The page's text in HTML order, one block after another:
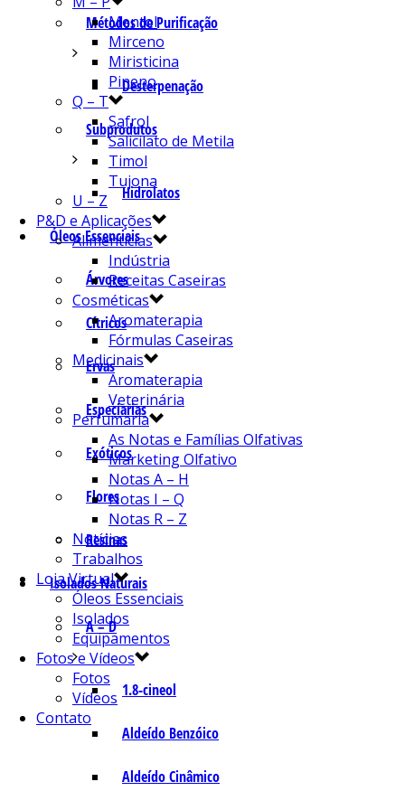
Métodos de Purificação
Desterpenação
Subprodutos
Hidrolatos
Óleos Essenciais
Árvores
Cítricos
Ervas
Especiarias
Exóticos
Flores
Resinas
Isolados Naturais
A – D
1.8-cineol
Aldeído Benzóico
Aldeído Cinâmico
Mentol
Mirceno
Miristicina
Pineno
Q – T
Safrol
Salicilato de Metila
Timol
Tujona
U – Z
P&D e Aplicações
Alimentícias
Indústria
Receitas Caseiras
Cosméticas
Aromaterapia
Fórmulas Caseiras
Medicinais
Aromaterapia
Veterinária
Perfumaria
As Notas e Famílias Olfativas
Marketing Olfativo
Notas A – H
Notas I – Q
Notas R – Z
Notícias
Trabalhos
Loja Virtual
Óleos Essenciais
Isolados
Equipamentos
Fotos e Vídeos
Fotos
Vídeos
Contato